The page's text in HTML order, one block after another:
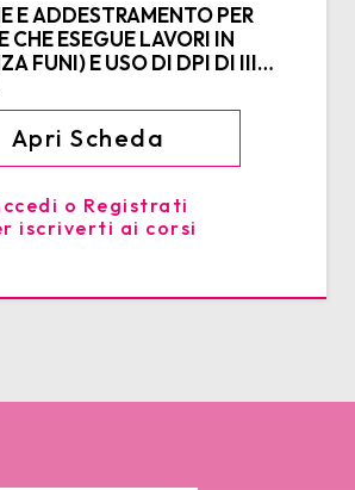
E ADDESTRAMENTO PER
CHE ESEGUE LAVORI IN
FUNI) E USO DI DPI DI III
Apri Scheda
o Registrati
iscriverti ai corsi